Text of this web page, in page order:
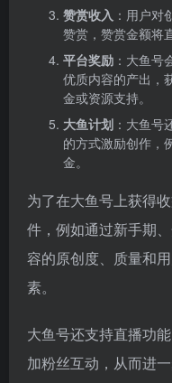
赞赏收入 ：用户对
赞赏，赞赏金额将
平台奖励 ：大鱼号
优质内容的产出，
金或资源支持。
大鱼计划 ：大鱼号
的方式激励创作，
金。
为了在大鱼号上获得
件，例如通过新手期
容的原创度、质量和
素。
大鱼号还支持直播功
加粉丝互动，从而进一